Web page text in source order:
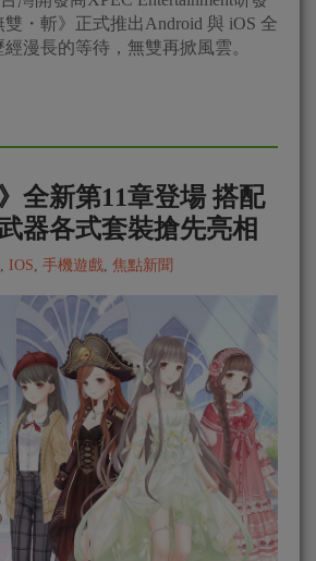
・斬》正式推出Android 與 iOS 全
漫長的等待，無雙再掀風雲。
全新第11章登場 搭配
器各式套裝搶先亮相
IOS 手機遊戲 焦點新聞